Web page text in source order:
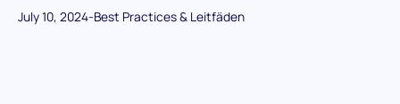
July 10, 2024-Best Practices & Leitfäden